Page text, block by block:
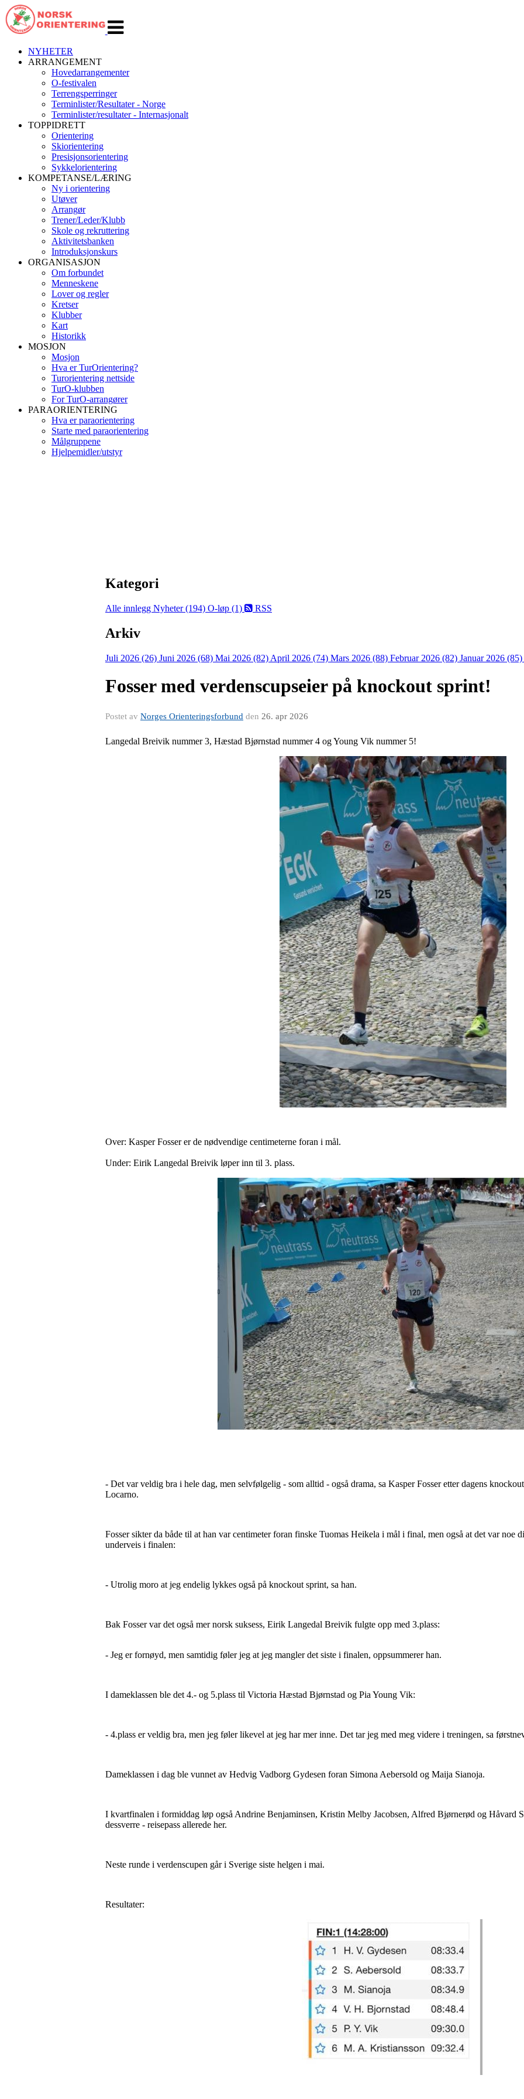
navigasjon
NYHETER
ARRANGEMENT
Hovedarrangementer
O-festivalen
Terrengsperringer
Terminlister/Resultater - Norge
Terminlister/resultater - Internasjonalt
TOPPIDRETT
Orientering
Skiorientering
Presisjonsorientering
Sykkelorientering
KOMPETANSE/LÆRING
Ny i orientering
Utøver
Arrangør
Trener/Leder/Klubb
Skole og rekruttering
Aktivitetsbanken
Introduksjonskurs
ORGANISASJON
Om forbundet
Menneskene
Lover og regler
Kretser
Klubber
Kart
Historikk
MOSJON
Mosjon
Hva er TurOrientering?
Turorientering nettside
TurO-klubben
For TurO-arrangører
PARAORIENTERING
Hva er paraorientering
Starte med paraorientering
Målgruppene
Hjelpemidler/utstyr
Kategori
Alle innlegg Nyheter (194) O-løp (1) RSS
Arkiv
Juli 2026 (26) Juni 2026 (68) Mai 2026 (82) April 2026 (74) Mars 2026 (88) Februar 2026 (82) Januar 2026 (85)
Fosser med verdenscupseier på knockout sprint!
Postet av Norges Orienteringsforbund den 26. apr 2026
Langedal Breivik nummer 3, Hæstad Bjørnstad nummer 4 og Young Vik nummer 5!
Over: Kasper Fosser er de nødvendige centimeterne foran i mål.
Under: Eirik Langedal Breivik løper inn til 3. plass.
- Det var veldig bra i hele dag, men selvfølgelig - som alltid - også drama, sa Kasper Fosser etter dagens
Locarno.
Fosser sikter da både til at han var centimeter foran finske Tuomas Heikela i mål i final, men også at det var noe
underveis i finalen:
- Utrolig moro at jeg endelig lykkes også på knockout sprint, sa han.
Bak Fosser var det også mer norsk suksess, Eirik Langedal Breivik fulgte opp med 3.plass:
- Jeg er fornøyd, men samtidig føler jeg at jeg mangler det siste i finalen, oppsummerer han.
I dameklassen ble det 4.- og 5.plass til Victoria Hæstad Bjørnstad og Pia Young Vik:
- 4.plass er veldig bra, men jeg føler likevel at jeg har mer inne. Det tar jeg med meg videre i treningen, sa
Dameklassen i dag ble vunnet av Hedvig Vadborg Gydesen foran Simona Aebersold og Maija Sianoja.
I kvartfinalen i formiddag løp også Andrine Benjaminsen, Kristin Melby Jacobsen, Alfred Bjørnerød og Håvard
dessverre - reisepass allerede her.
Neste runde i verdenscupen går i Sverige siste helgen i mai.
Resultater: